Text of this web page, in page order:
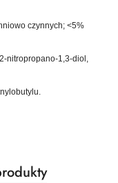
czynnych; <5%
nitropropano-1,3-diol,